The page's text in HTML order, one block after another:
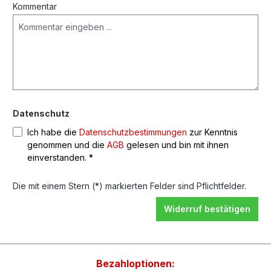
Kommentar
Datenschutz
Ich habe die Datenschutzbestimmungen zur Kenntnis
genommen und die AGB gelesen und bin mit ihnen
einverstanden. *
Die mit einem Stern (*) markierten Felder sind Pflichtfelder.
Widerruf bestätigen
Bezahloptionen: